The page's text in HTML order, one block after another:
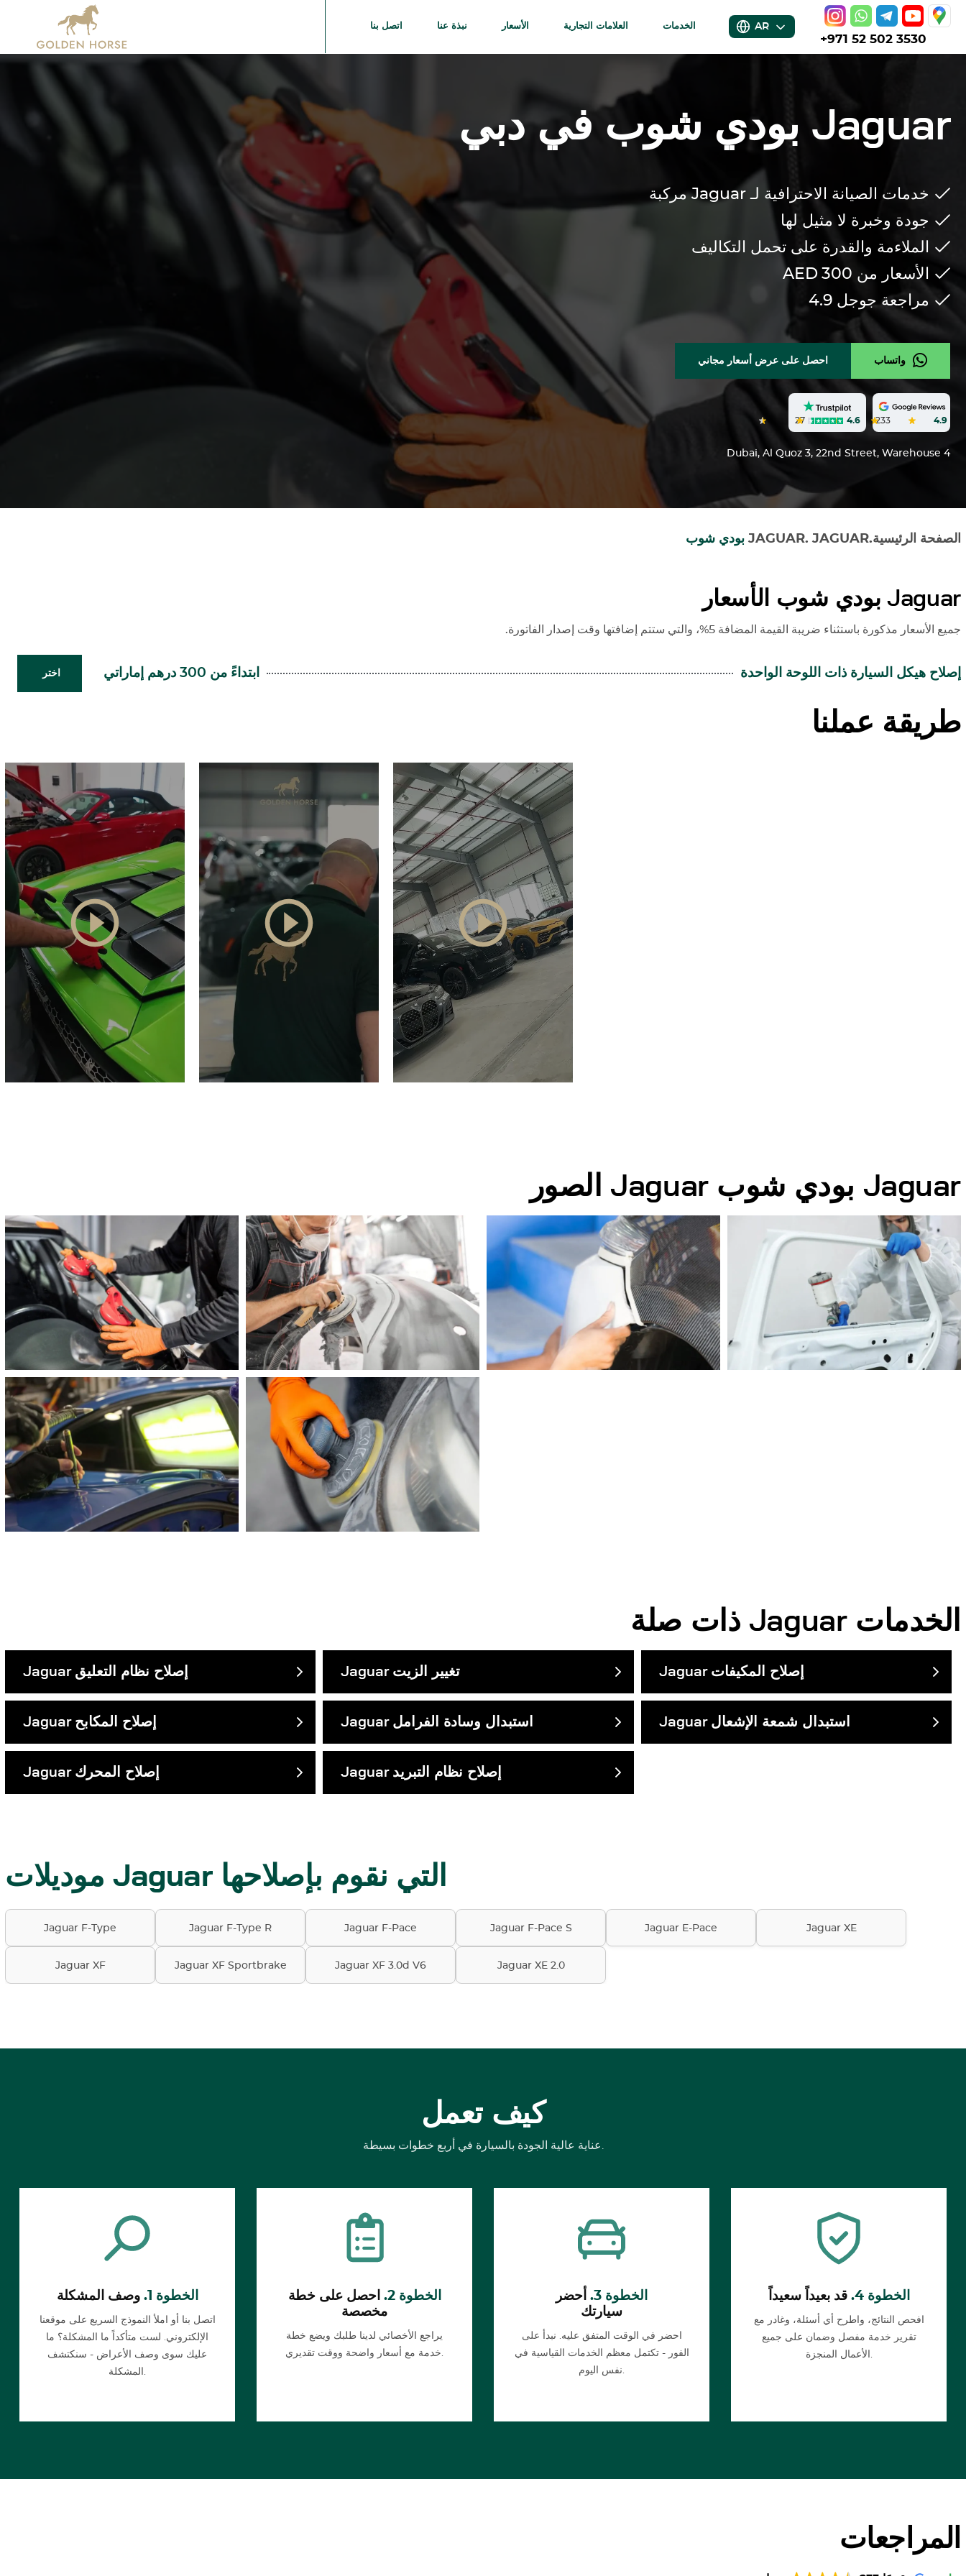
الخدمات العلامات التجارية الأسعار نبذة عنا اتصل بنا AR
+971 52 502 3530
Jaguarبودي شوب في دبي
خدمات الصيانة الاحترافية لـ Jaguarمركبة
جودة وخبرة لا مثيل لها
الملاءمة والقدرة على تحمل التكاليف
الأسعار من 300
AED
مراجعة جوجل 4.9
واتساب احصل على عرض أسعار مجاني
4.9
233
4.6
27
Dubai, Al Quoz 3, 22nd Street, Warehouse 4
الصفحة الرئيسية.
JAGUAR
.
JAGUAR بودي شوب
Jaguar بودي شوب الأسعار
جميع الأسعار مذكورة باستثناء ضريبة القيمة المضافة 5%، والتي ستتم إضافتها وقت إصدار الفاتورة.
إصلاح هيكل السيارة ذات اللوحة الواحدة ابتداءً من 300 درهم إماراتي اختر
طريقة عملنا
Jaguar بودي شوب Jaguar الصور
Jaguar الخدمات
Jaguar إصلاح نظام التعليق Jaguar تغيير الزيت Jaguar إصلاح المكيفات
Jaguar إصلاح المكابح Jaguar استبدال وسادة الفرامل Jaguar استبدال شمعة الإشعال
Jaguar إصلاح المحرك Jaguar إصلاح نظام التبريد
موديلات Jaguar التي نقوم بإصلاحها
Jaguar F-Type Jaguar F-Type R Jaguar F-Pace Jaguar F-Pace S Jaguar E-Pace Jaguar XE
Jaguar XF Jaguar XF Sportbrake Jaguar XF 3.0d V6 Jaguar XE 2.0
كيف تعمل
عناية عالية الجودة بالسيارة في أربع خطوات بسيطة.
الخطوة 1. وصف المشكلة
اتصل بنا أو املأ النموذج السريع على موقعنا
الإلكتروني. لست متأكداً ما المشكلة؟ ما
عليك سوى وصف الأعراض - سنكتشف
المشكلة.
الخطوة 2.
احصل على خطة
مخصصة
يراجع الأخصائي لدينا طلبك ويضع خطة
خدمة مع أسعار واضحة ووقت تقديري.
الخطوة 3.
أحضر
سيارتك
احضر في الوقت المتفق عليه. نبدأ على
الفور - تكتمل معظم الخدمات القياسية في
نفس اليوم.
الخطوة 4. قد بعيداً سعيداً
افحص النتائج، واطرح أي أسئلة، وغادر مع
تقرير خدمة مفصل وضمان على جميع
الأعمال المنجزة.
المراجعات